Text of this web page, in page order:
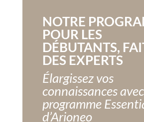
NOTRE
POUR LES
DÉBUTANTS,
DES EXPERTS
Élargissez vos
connaissances
programme
d’Arioneo